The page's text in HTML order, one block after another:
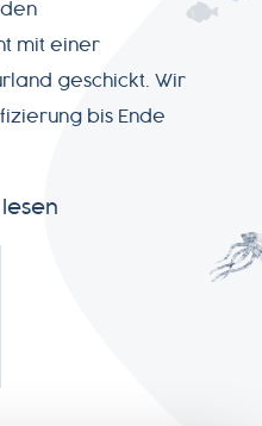
mit einer
geschickt. Wir
bis Ende